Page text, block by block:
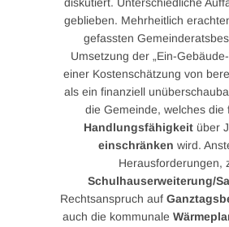
diskutiert. Unterschiedliche
geblieben. Mehrheitlich
gefassten
Umsetzung der „Ein-
einer Kostenschätzung von
als ein finanziell
die Gemeinde, welches die
Handlungsfähigkeitüber
einschränken wird.
Herausforderungen,
Schulhauserweiterung/
Rechtsanspruch auf
auch die kommunale